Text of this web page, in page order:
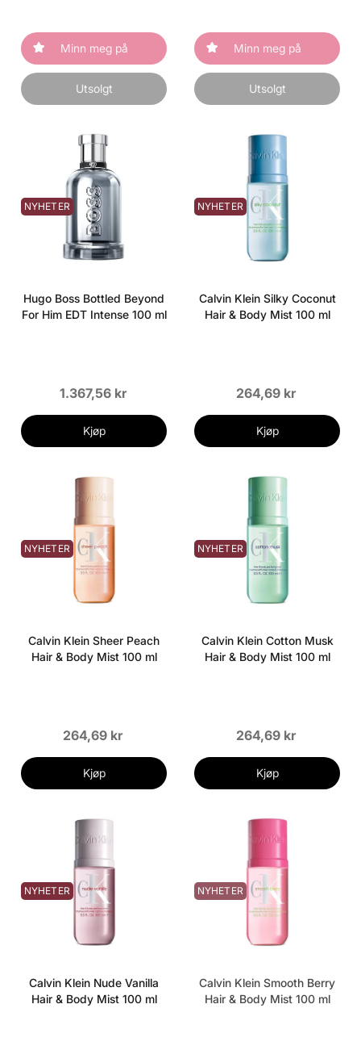
Minn meg på
Utsolgt
Minn meg på
Utsolgt
NYHETER
Hugo Boss Bottled Beyond
For Him EDT Intense 100 ml
1.367,56 kr
Kjøp
NYHETER
Calvin Klein Silky Coconut
Hair & Body Mist 100 ml
264,69 kr
Kjøp
NYHETER
Calvin Klein Sheer Peach
Hair & Body Mist 100 ml
264,69 kr
Kjøp
NYHETER
Calvin Klein Cotton Musk
Hair & Body Mist 100 ml
264,69 kr
Kjøp
NYHETER
Calvin Klein Nude Vanilla
Hair & Body Mist 100 ml
NYHETER
Calvin Klein Smooth Berry
Hair & Body Mist 100 ml